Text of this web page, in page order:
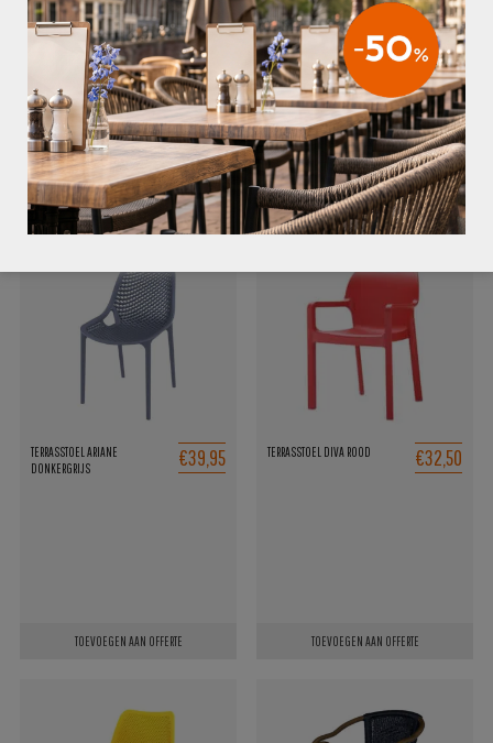
Afmetingen:
– Totale hoogte: 89 cm
– Armhoogte: 64 cm
– Zithoogte: 45 cm
– BxD: 57×61 cm
GERELATEERDE PRODUCTEN
TERRASSTOEL ARIANE
DONKERGRIJS
€39,95
TOEVOEGEN AAN OFFERTE
TERRASSTOEL DIVA ROOD €32,50
TOEVOEGEN AAN OFFERTE